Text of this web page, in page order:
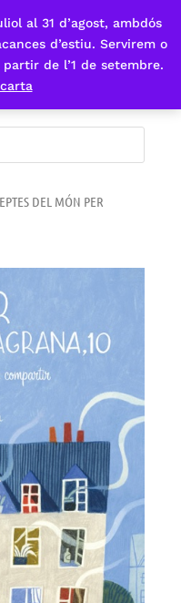
al 31 d’agost, ambdós
d’estiu. Servirem o
de l’1 de setembre.
DEL MÓN PER